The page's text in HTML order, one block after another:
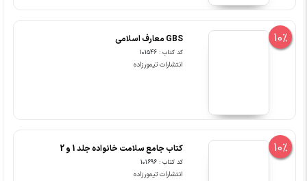
10% GBS معارف اسلامی
کد کتاب : 101546
انتشارات تیمورزاده
10% کتاب جامع سلامت خانواده جلد 1 و 2
کد کتاب : 101696
انتشارات تیمورزاده